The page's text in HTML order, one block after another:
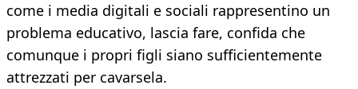
come i media digitali e sociali rappresentino un
problema educativo, lascia fare, confida che
comunque i propri figli siano sufficientemente
attrezzati per cavarsela.